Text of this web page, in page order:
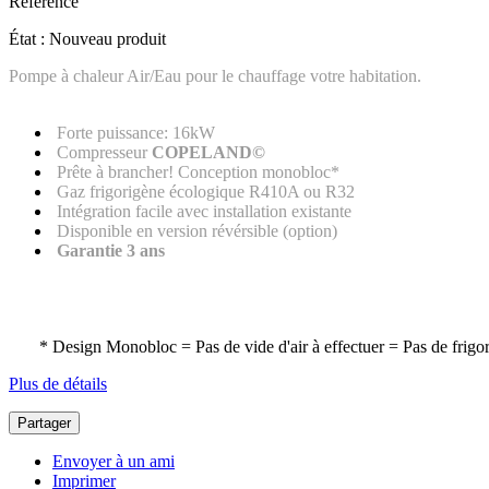
État : Nouveau produit
Pompe à chaleur Air/Eau pour le chauffage votre habitation.
Forte puissance: 16kW
Compresseur COPELAND©
Prête à brancher! Conception monobloc*
Gaz frigorigène écologique R410A ou R32
Intégration facile avec installation existante
Disponible en version révérsible (option)
Garantie 3 ans
* Design Monobloc = Pas de vide d'air à effectuer = Pas de
Plus de détails
Partager
Envoyer à un ami
Imprimer